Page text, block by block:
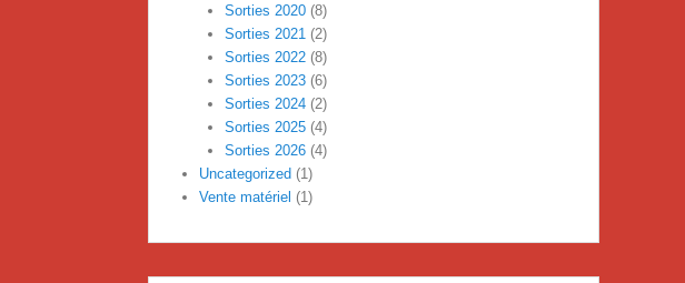
Sorties 2020(8)
Sorties 2021 (2)
Sorties 2022(8)
Sorties 2023(6)
Sorties 2024(2)
Sorties 2025(4)
Sorties 2026(4)
Uncategorized (1)
Vente matériel (1)